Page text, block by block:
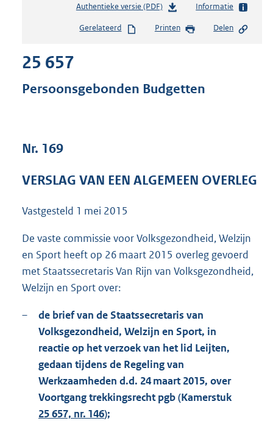
Authentieke versie (PDF)b
s
d
s
e
9
K
Informatie
Gerelateerd Printen Delen
25 657
Persoonsgebonden Budgetten
Nr. 169
VERSLAG VAN EEN ALGEMEEN OVERLEG
Vastgesteld 1 mei 2015
De vaste commissie voor Volksgezondheid, Welzijn
en Sport heeft op 26 maart 2015 overleg gevoerd
met Staatssecretaris Van Rijn van Volksgezondheid,
Welzijn en Sport over:
–
de brief van de Staatssecretaris van
Volksgezondheid, Welzijn en Sport, in
reactie op het verzoek van het lid Leijten,
gedaan tijdens de Regeling van
Werkzaamheden d.d. 24 maart 2015, over
Voortgang trekkingsrecht pgb (Kamerstuk
25 657, nr. 146);